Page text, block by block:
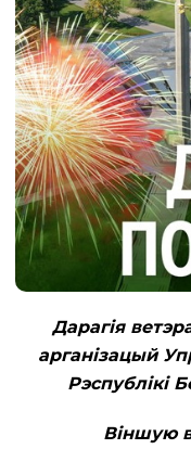
Дарагія
арганізацый
Рэспублікі
Віншую